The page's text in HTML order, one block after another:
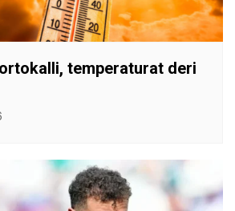
temperaturat deri